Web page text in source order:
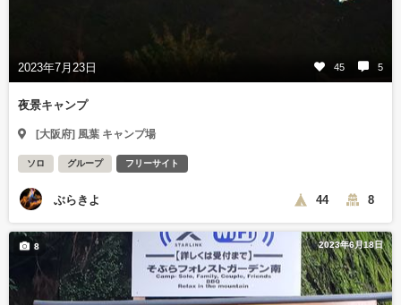
2023年7月23日 45 5
夜景キャンプ
[大阪府] 風葉 キャンプ場
ソロ グループ フリーサイト
ぶらきよ 44 8
2023年6月18日
8